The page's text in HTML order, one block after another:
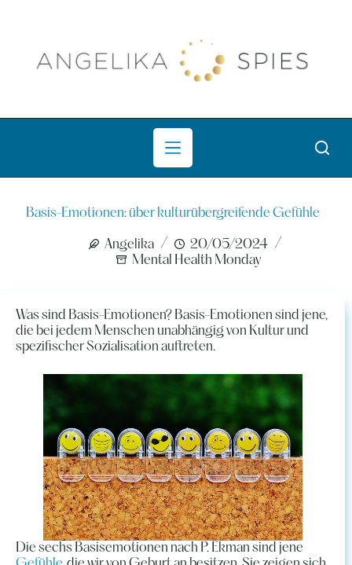
Basis-Emotionen: über kulturübergreifende Gefühle
Angelika
20/05/2024
Mental Health Monday
Was sind Basis-Emotionen? Basis-Emotionen sind jene,
die bei jedem Menschen unabhängig von Kultur und
spezifischer Sozialisation auftreten.
Die sechs Basisemotionen nach P. Ekman sind jene